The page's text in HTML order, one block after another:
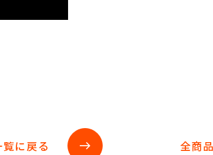
に戻る east 全商